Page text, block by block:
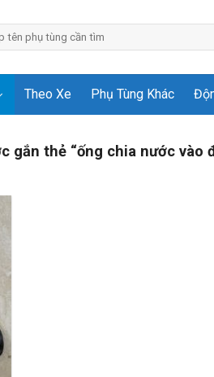
Theo Xe Phụ Tùng Khác
gắn thẻ “ống chia nước vào